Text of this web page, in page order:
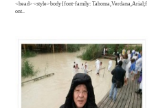
<head><style>body{font-family: Tahoma,Verdana,Arial;f
ont..